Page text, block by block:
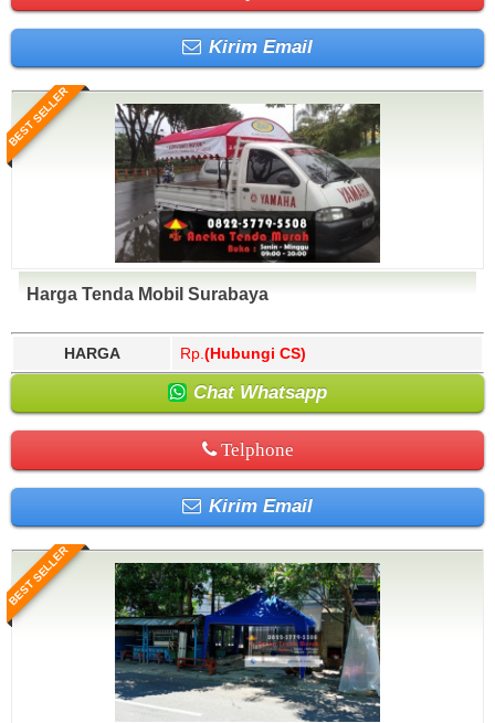
Kirim Email
BEST SELLER
Harga Tenda Mobil Surabaya
HARGA Rp. (Hubungi CS)
Chat Whatsapp
Telphone
Kirim Email
BEST SELLER